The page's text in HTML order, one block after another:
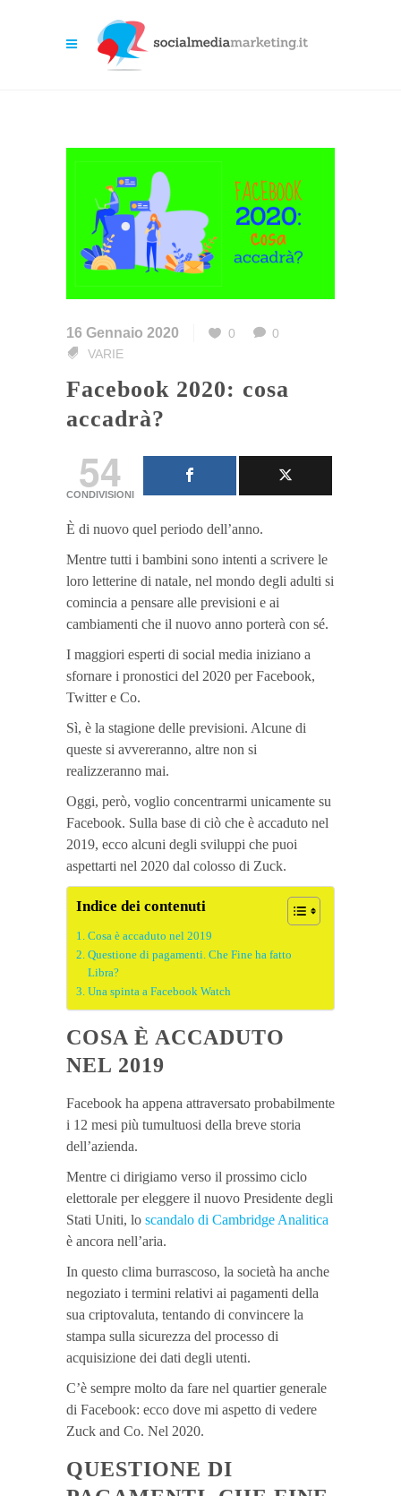
16 Gennaio 2020 0
0
VARIE
Facebook 2020: cosa
accadrà?
54
CONDIVISIONI
È di nuovo quel periodo dell’anno.
Mentre tutti i bambini sono intenti a scrivere le
loro letterine di natale, nel mondo degli adulti si
comincia a pensare alle previsioni e ai
cambiamenti che il nuovo anno porterà con sé.
I maggiori esperti di social media iniziano a
sfornare i pronostici del 2020 per Facebook,
Twitter e Co.
Sì, è la stagione delle previsioni. Alcune di
queste si avvereranno, altre non si
realizzeranno mai.
Oggi, però, voglio concentrarmi unicamente su
Facebook. Sulla base di ciò che è accaduto nel
2019, ecco alcuni degli sviluppi che puoi
aspettarti nel 2020 dal colosso di Zuck.
Indice dei contenuti
Cosa è accaduto nel 2019
Questione di pagamenti. Che Fine ha fatto
Libra?
Una spinta a Facebook Watch
COSA È ACCADUTO
NEL 2019
Facebook ha appena attraversato probabilmente
i 12 mesi più tumultuosi della breve storia
dell’azienda.
Mentre ci dirigiamo verso il prossimo ciclo
elettorale per eleggere il nuovo Presidente degli
Stati Uniti, lo scandalo di Cambridge Analitica
è ancora nell’aria.
In questo clima burrascoso, la società ha anche
negoziato i termini relativi ai pagamenti della
sua criptovaluta, tentando di convincere la
stampa sulla sicurezza del processo di
acquisizione dei dati degli utenti.
C’è sempre molto da fare nel quartier generale
di Facebook: ecco dove mi aspetto di vedere
Zuck and Co. Nel 2020.
QUESTIONE DI